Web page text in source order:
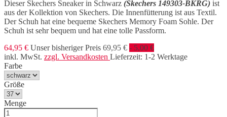
Dieser Skechers Sneaker in Schwarz (Skechers 149303-BKRG) ist
aus der Kollektion von Skechers. Die Innenfütterung ist aus Textil.
Der Schuh hat eine bequeme Skechers Memory Foam Sohle. Der
Schuh ist sehr bequem und hat eine tolle Passform.
64,95 € Unser bisheriger Preis 69,95 € - 5,00 €
inkl. MwSt. zzgl. Versandkosten Lieferzeit: 1-2 Werktage
Farbe
Größe
Menge